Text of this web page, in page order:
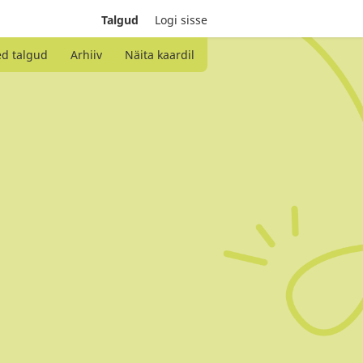
Talgud Logi sisse
talgud Arhiiv Näita kaardil